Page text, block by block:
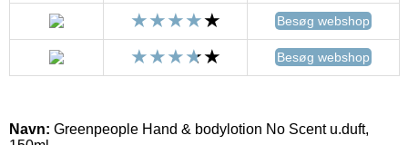
Besøg webshop
Besøg webshop
Navn: Greenpeople Hand & bodylotion No Scent u.duft,